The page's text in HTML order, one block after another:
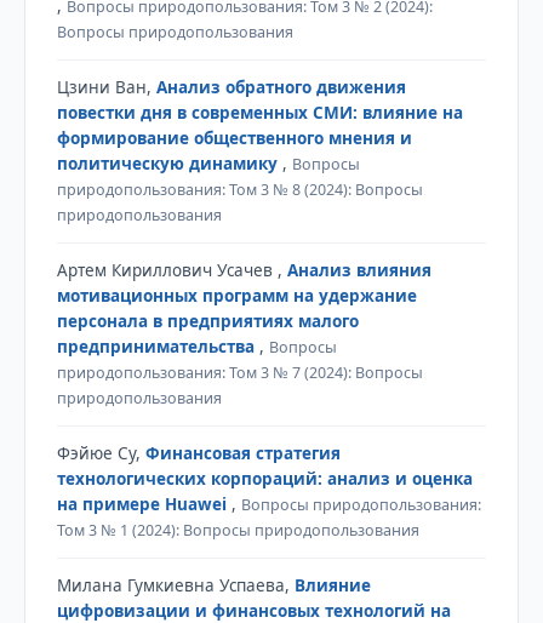
, Вопросы природопользования: Том 3 № 2 (2024):
Вопросы природопользования
Цзини Ван, Анализ обратного движения
повестки дня в современных СМИ: влияние на
формирование общественного мнения и
политическую динамику , Вопросы
природопользования: Том 3 № 8 (2024): Вопросы
природопользования
Артем Кириллович Усачев , Анализ влияния
мотивационных программ на удержание
персонала в предприятиях малого
предпринимательства , Вопросы
природопользования: Том 3 № 7 (2024): Вопросы
природопользования
Фэйюе Су, Финансовая стратегия
технологических корпораций: анализ и оценка
на примере Huawei , Вопросы природопользования:
Том 3 № 1 (2024): Вопросы природопользования
Милана Гумкиевна Успаева, Влияние
цифровизации и финансовых технологий на